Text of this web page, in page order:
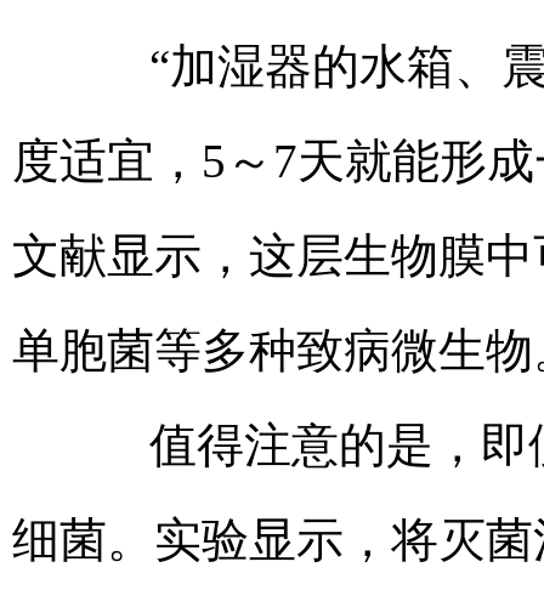
“加湿器的水箱、震
度适宜，5～7天就能形
文献显示，这层生物膜
单胞菌等多种致病微生物
值得注意的是，即
细菌。实验显示，将灭